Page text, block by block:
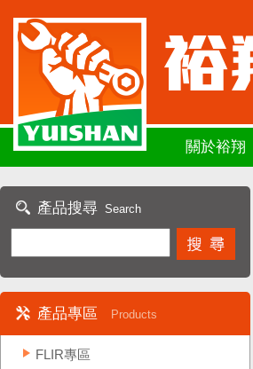
關於裕翔
產品搜尋 Search
產品專區 Products
FLIR專區